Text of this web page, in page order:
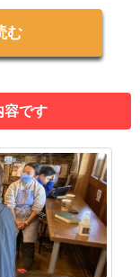
む
容です